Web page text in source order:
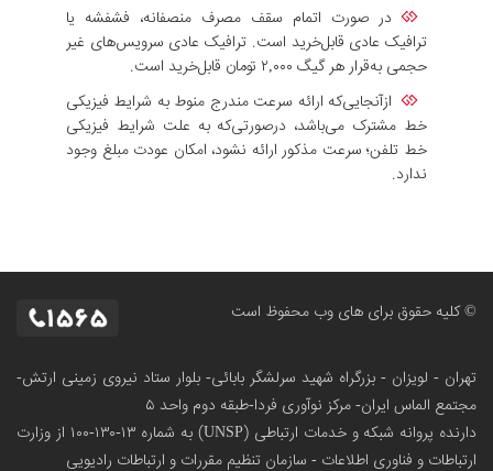
در صورت اتمام سقف مصرف منصفانه، فشفشه یا
ترافیک عادی قابل‌خرید است. ترافیک عادی سرویس‌های غیر
حجمی به‌قرار هر گیگ ۲,۰۰۰ تومان قابل‌خرید است.
ازآنجایی‌که ارائه سرعت مندرج منوط به شرایط فیزیکی
خط مشترک می‌باشد، درصورتی‌که به علت شرایط فیزیکی
خط تلفن؛ سرعت مذکور ارائه نشود، امکان عودت مبلغ وجود
ندارد.
© کلیه حقوق برای های وب محفوظ است
تهران - لویزان - بزرگراه شهید سرلشگر بابائی- بلوار ستاد نیروی زمینی ارتش-
مجتمع الماس ایران- مرکز نوآوری فردا-طبقه دوم واحد ۵
دارنده پروانه شبکه و خدمات ارتباطی (UNSP) به شماره ۱۳-۱۳۰-۱۰۰
از وزارت
ارتباطات و فناوری اطلاعات - سازمان تنظیم مقررات و ارتباطات رادیویی